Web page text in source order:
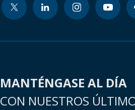
MANTÉNGASE AL DÍA
CON NUESTROS